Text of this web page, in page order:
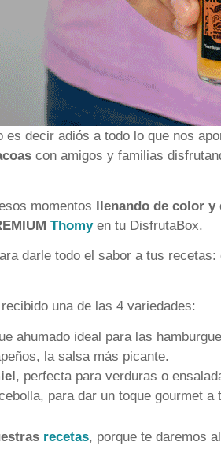
es decir adiós a todo lo que nos
con amigos y familias
momentos llenando de color y
Thomy en tu DisfrutaBox.
darle todo el sabor a tus
una de las 4 variedades:
ahumado ideal para las
la salsa más picante.
, perfecta para verduras o
para dar un toque gourmet a
recetas, porque te daremos